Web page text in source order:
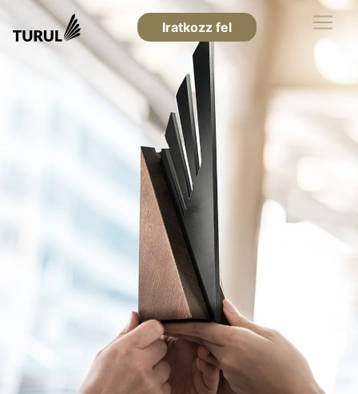
Iratkozz fel